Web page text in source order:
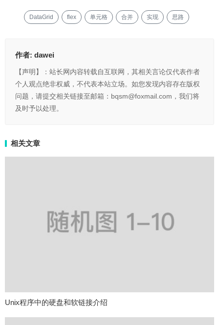
DataGrid flex 单元格 合并 实现 思路
作者: dawei
【声明】：站长网内容转载自互联网，其相关言论仅代表作者
个人观点绝非权威，不代表本站立场。如您发现内容存在版权
问题，请提交相关链接至邮箱：bqsm@foxmail.com，我们将
及时予以处理。
相关文章
Unix程序中的硬盘和软链接介绍